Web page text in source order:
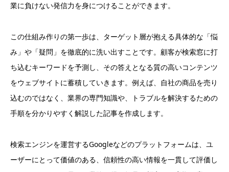
業に負けない発信力を身につけることができます。
この仕組み作りの第一歩は、ターゲット層が抱える具体的な「悩
み」や「疑問」を徹底的に洗い出すことです。顧客が検索窓に打
ち込むキーワードを予測し、その答えとなる質の高いコンテンツ
をウェブサイトに蓄積していきます。例えば、自社の商品を売り
込むのではなく、業界の専門知識や、トラブルを解決するための
手順を分かりやすく解説した記事を作成します。
検索エンジンを運営するGoogleなどのプラットフォームは、ユ
ーザーにとって価値のある、信頼性の高い情報を一貫して評価し